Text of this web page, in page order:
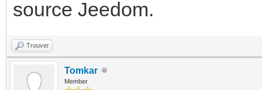
source Jeedom.
Trouver
Tomkar
Member